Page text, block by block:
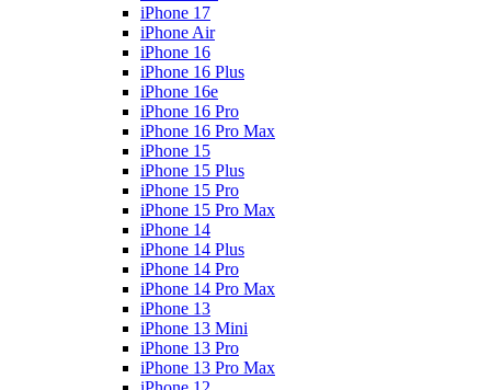
iPhone 17
iPhone Air
iPhone 16
iPhone 16 Plus
iPhone 16e
iPhone 16 Pro
iPhone 16 Pro Max
iPhone 15
iPhone 15 Plus
iPhone 15 Pro
iPhone 15 Pro Max
iPhone 14
iPhone 14 Plus
iPhone 14 Pro
iPhone 14 Pro Max
iPhone 13
iPhone 13 Mini
iPhone 13 Pro
iPhone 13 Pro Max